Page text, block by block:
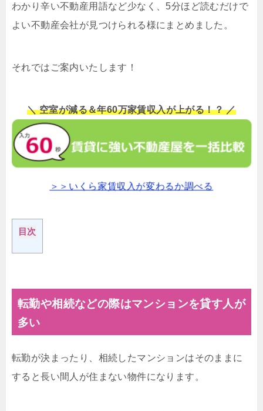
わかり辛い不動産用語など少なく、5分ほど読むだけで
よい不動産会社が見つけられる様にまとめました。
それではご案内いたします！
＼ 空室が減る＆年60万家賃収入が上がる！？ ／
＞＞いくら家賃収入が変わるか調べる
目次
転勤や相続などの際はマンションを貸す人が
多い
転勤が決まったり、相続したマンションはそのままに
すると長い間人が住まない物件になります。